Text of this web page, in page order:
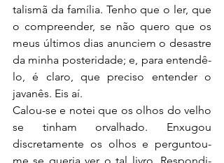
talismã da família. Tenho que o ler, que
o compreender, se não quero que os
meus últimos dias anunciem o desastre
da minha posteridade; e, para entendê-
lo, é claro, que preciso entender o
javanês. Eis aí.
Calou-se e notei que os olhos do velho
se tinham orvalhado. Enxugou
discretamente os olhos e perguntou-